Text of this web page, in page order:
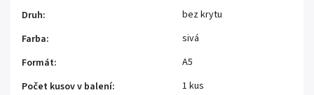
Druh:
bez krytu
Farba:
sivá
Formát:
A5
Počet kusov v balení:
1 kus